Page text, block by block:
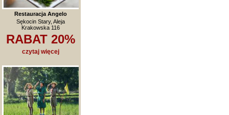
Restauracja Angelo
Sękocin Stary, Aleja
Krakowska 116
RABAT 20%
czytaj więcej